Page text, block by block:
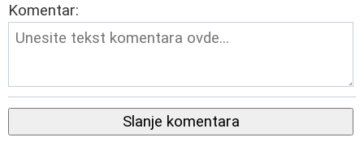
Komentar:
Slanje komentara